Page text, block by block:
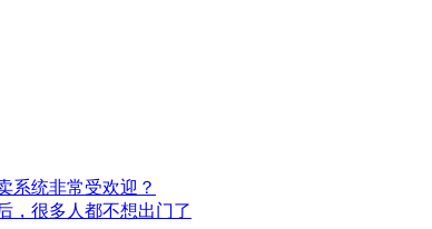
系统非常受欢迎？
，很多人都不想出门了